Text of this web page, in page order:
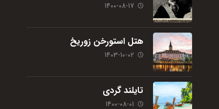
1400-08-17
هتل استورخن زوریخ
1403-10-02
تایلند گردی
1400-08-01